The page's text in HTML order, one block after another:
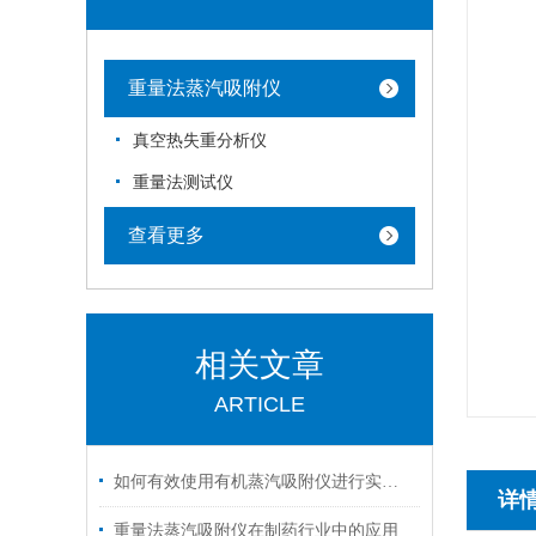
重量法蒸汽吸附仪
真空热失重分析仪
重量法测试仪
查看更多
相关文章
ARTICLE
如何有效使用有机蒸汽吸附仪进行实验？
重量法蒸汽吸附仪在制药行业中的应用
详